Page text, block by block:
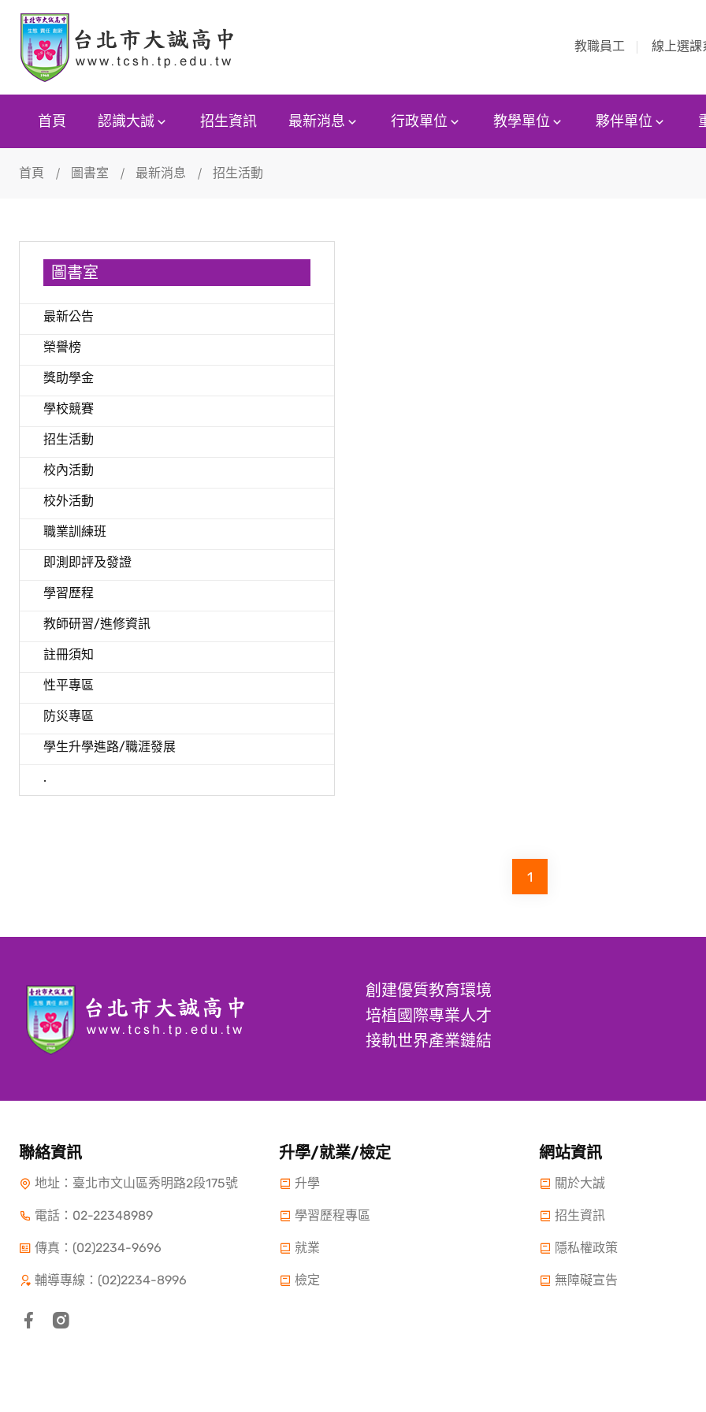
教職員工 線上選課
首頁 認識大誠 招生資訊 最新消息 行政單位 教學單位 夥伴單位
首頁 圖書室 最新消息 招生活動
圖書室
最新公告
榮譽榜
獎助學金
學校競賽
招生活動
校內活動
校外活動
職業訓練班
即測即評及發證
學習歷程
教師研習/進修資訊
註冊須知
性平專區
防災專區
學生升學進路/職涯發展
.
1
創建優質教育環境
培植國際專業人才
接軌世界產業鏈結
聯絡資訊
地址：臺北市文山區秀明路2段175號
電話： 02-22348989
傳真：(02)2234-9696
輔導專線：(02)2234-8996
升學/就業/檢定
升學
學習歷程專區
就業
檢定
網站資訊
關於大誠
招生資訊
隱私權政策
無障礙宣告